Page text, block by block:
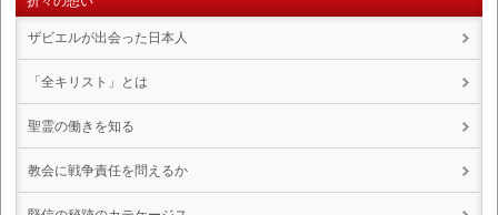
ザビエルが出会った日本人
「全キリスト」とは
聖霊の働きを知る
教会に戦争責任を問えるか